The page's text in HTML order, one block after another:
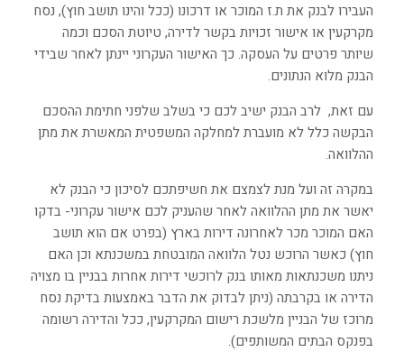
העבירו לבנק את ת.ז המוכר או דרכונו (ככל והינו תושב חוץ), נסח
מקרקעין או אישור זכויות בקשר לדירה, טיוטת הסכם וכמה
שיותר פרטים על העסקה. כך האישור העקרוני יינתן לאחר שבידי
הבנק מלוא הנתונים.
עם זאת, לרב הבנק ישיב לכם כי בשלב שלפני חתימת ההסכם
הבקשה כלל לא מועברת למחלקה המשפטית המאשרת את מתן
ההלוואה.
במקרה זה ועל מנת לצמצם את חשיפתכם לסיכון כי הבנק לא
יאשר את מתן ההלוואה לאחר שהעניק לכם אישור עקרוני- בדקו
האם המוכר מכר לאחרונה דירות בארץ (בפרט אם הוא תושב
חוץ) כאשר הרוכש נטל הלוואה המובטחת במשכנתא וכן האם
ניתנו משכנתאות מאותו בנק לרוכשי דירות אחרות בבניין בו מצויה
הדירה או בקרבתה (ניתן לבדוק את הדבר באמצעות בדיקת נסח
מרוכז של הבניין מלשכת רישום המקרקעין, ככל והדירה רשומה
בפנקס הבתים המשותפים).